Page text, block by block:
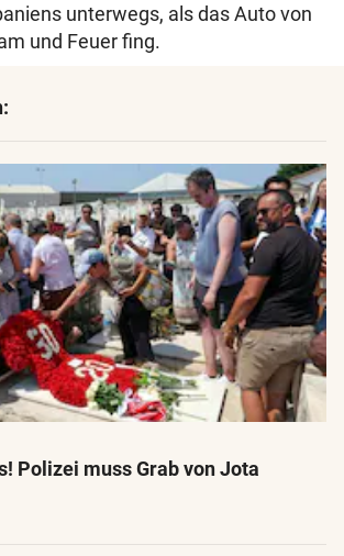
unterwegs, als das Auto von
und Feuer fing.
Polizei muss Grab von Jota